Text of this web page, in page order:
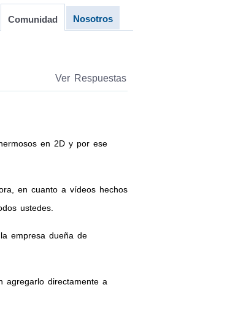
Comunidad Nosotros
Ver Respuestas
en 2D y por ese
en cuanto a vídeos hechos
ustedes.
empresa dueña de
agregarlo directamente a